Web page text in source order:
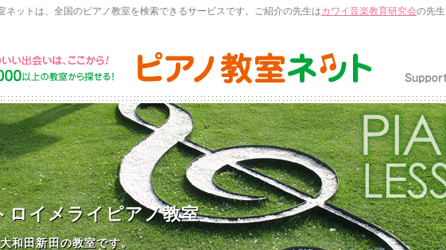
ネットは、全国のピアノ教室を検索できるサービスです。ご紹介の先生はカワイ音楽教育研究会の先
ロイメライピアノ教室
和田新田の教室です。